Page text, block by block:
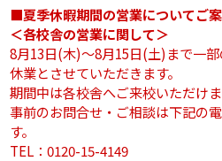
■夏季休暇期間の営業についてご
＜各校舎の営業に関して＞
8月13日(木)～8月15日(土)まで一
休業とさせていただきます。
期間中は各校舎へご来校いただけま
事前のお問合せ・ご相談は下記の
す。
TEL：0120-15-4149